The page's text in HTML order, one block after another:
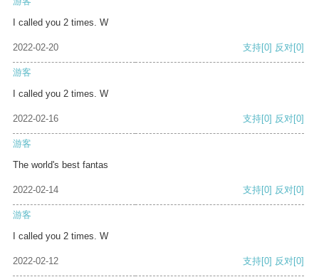
I called you 2 times. W
2022-02-20 支持[0] 反对[0]
游客
I called you 2 times. W
2022-02-16 支持[0] 反对[0]
游客
The world's best fantas
2022-02-14 支持[0] 反对[0]
游客
I called you 2 times. W
2022-02-12 支持[0] 反对[0]